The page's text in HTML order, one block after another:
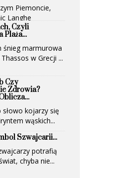
Piemoncie,
Langhe
Czyli
Plaża...
śnieg marmurowa
w Grecji ...
Czy
Zdrowia?
słowo kojarzy się
wąskich...
Szwajcarii...
potrafią
chyba nie...